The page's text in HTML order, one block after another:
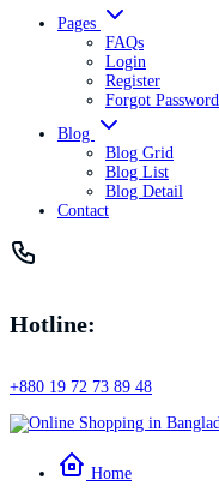
Pages
FAQs
Login
Register
Forgot Password
Blog
Blog Grid
Blog List
Blog Detail
Contact
Hotline:
+880 19 72 73 89 48
Home